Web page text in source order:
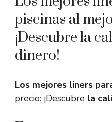
piscinas al
¡Descubre la
dinero!
Los mejores liners
precio: ¡Descubre la